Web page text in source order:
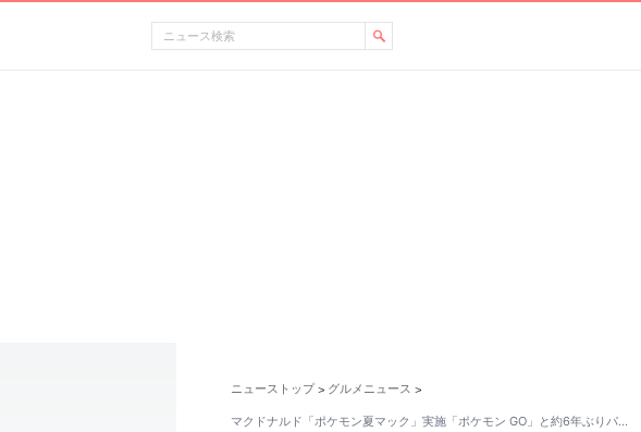
ニューストップ > グルメニュース >
マクドナルド「ポケモン夏マック」実施「ポケモン GO」と約6年ぶりパ…